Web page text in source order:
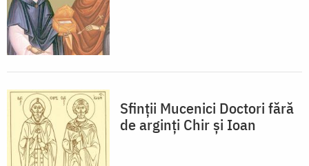
Sfinții Mucenici Doctori fără
de arginți Chir și Ioan